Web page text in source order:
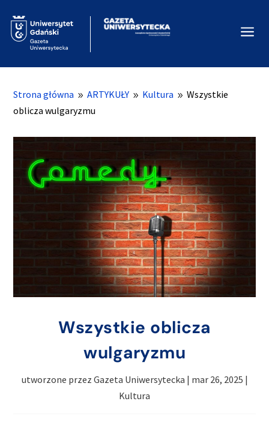
a
Strona główna 9 ARTYKUŁY 9 Kultura 9 Wszystkie
oblicza wulgaryzmu
Wszystkie oblicza
wulgaryzmu
utworzone przez Gazeta Uniwersytecka | mar 26, 2025 |
Kultura